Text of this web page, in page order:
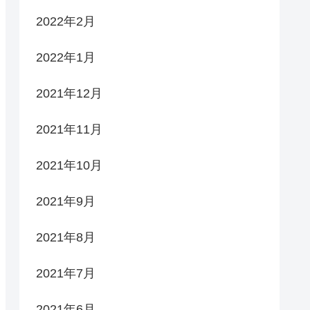
2022年2月
2022年1月
2021年12月
2021年11月
2021年10月
2021年9月
2021年8月
2021年7月